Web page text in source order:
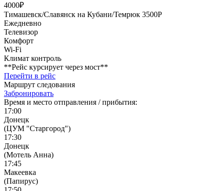
4000₽
Тимашевск/Славянск на Кубани/Темрюк 3500Р
Ежедневно
Телевизор
Комфорт
Wi-Fi
Климат контроль
**Рейс курсирует через мост**
Перейти в рейс
Маршрут следования
Забронировать
Время и место отправления / прибытия:
17:00
Донецк
(ЦУМ "Старгород")
17:30
Донецк
(Мотель Анна)
17:45
Макеевка
(Папирус)